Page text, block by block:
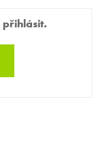
přihlásit.